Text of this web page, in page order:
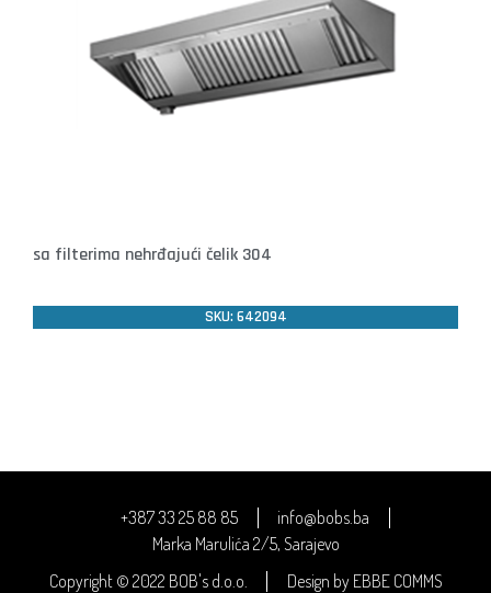
sa filterima nehrđajući čelik 304
SKU: 642094
Copyright © 2022 BOB's d.o.o. Design by EBBE COMMS
+387 33 25 88 85
info@bobs.ba
Marka Marulića 2/5, Sarajevo